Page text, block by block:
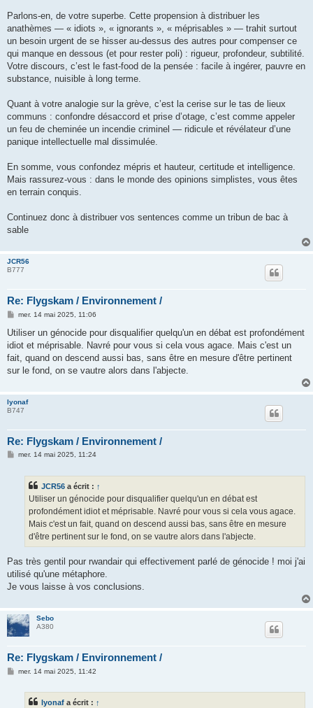
Parlons-en, de votre superbe. Cette propension à distribuer les
anathèmes — « idiots », « ignorants », « méprisables » — trahit surtout
un besoin urgent de se hisser au-dessus des autres pour compenser ce
qui manque en dessous (et pour rester poli) : rigueur, profondeur, subtilité.
Votre discours, c’est le fast-food de la pensée : facile à ingérer, pauvre en
substance, nuisible à long terme.
Quant à votre analogie sur la grève, c’est la cerise sur le tas de lieux
communs : confondre désaccord et prise d’otage, c’est comme appeler
un feu de cheminée un incendie criminel — ridicule et révélateur d’une
panique intellectuelle mal dissimulée.
En somme, vous confondez mépris et hauteur, certitude et intelligence.
Mais rassurez-vous : dans le monde des opinions simplistes, vous êtes
en terrain conquis.
Continuez donc à distribuer vos sentences comme un tribun de bac à
sable
JCR56
B777
Re: Flygskam / Environnement /
M
s
a
g
mer. 14 mai 2025, 11:06
Utiliser un génocide pour disqualifier quelqu'un en débat est profondément
idiot et méprisable. Navré pour vous si cela vous agace. Mais c'est un
fait, quand on descend aussi bas, sans être en mesure d'être pertinent
sur le fond, on se vautre alors dans l'abjecte.
lyonaf
B747
Re: Flygskam / Environnement /
Mmer. 14 mai 2025, 11:24
JCR56 a écrit : ↑
Utiliser un génocide pour disqualifier quelqu'un en débat est
profondément idiot et méprisable. Navré pour vous si cela vous agace.
Mais c'est un fait, quand on descend aussi bas, sans être en mesure
d'être pertinent sur le fond, on se vautre alors dans l'abjecte.
Pas très gentil pour rwandair qui effectivement parlé de génocide ! moi j'ai
utilisé qu'une métaphore.
Je vous laisse à vos conclusions.
Sebo
A380
Re: Flygskam / Environnement /
Mmer. 14 mai 2025, 11:42
lyonaf a écrit : ↑